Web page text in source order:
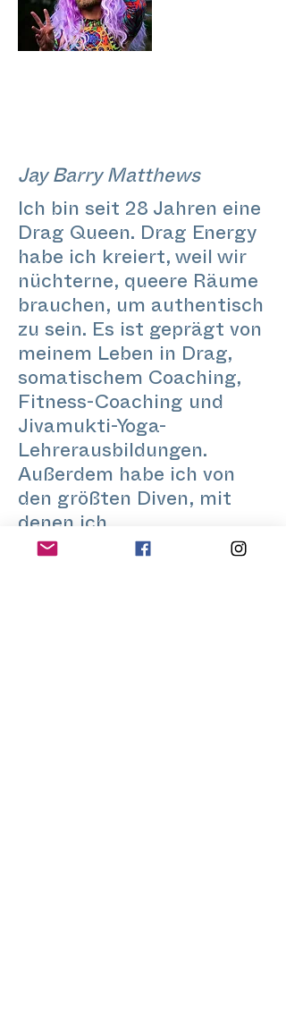
Jay Barry Matthews
Ich bin seit 28 Jahren eine
Drag Queen. Drag Energy
habe ich kreiert, weil wir
nüchterne, queere Räume
brauchen, um authentisch
zu sein. Es ist geprägt von
meinem Leben in Drag,
somatischem Coaching,
Fitness-Coaching und
Jivamukti-Yoga-
Lehrerausbildungen.
Außerdem habe ich von
den größten Diven, mit
denen ich
zusammengearbeitet